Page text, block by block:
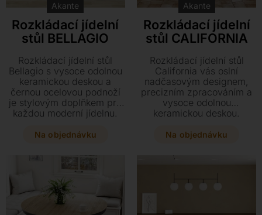
Akante
Rozkládací jídelní
stůl BELLAGIO
Rozkládací jídelní stůl
Bellagio s vysoce odolnou
keramickou deskou a
černou ocelovou podnoží
je stylovým doplňkem pro
každou moderní jídelnu.
nabízí maximální komfort
stolování, tak pro velká
rodinná setkání. Vyberte si
rozměrů a mnoha odstínů
keramiky přesně podle
vašich potřeb.
Na objednávku
Akante
Rozkládací jídelní
stůl CALIFORNIA
Rozkládací jídelní stůl
California vás oslní
nadčasovým designem,
precizním zpracováním a
vysoce odolnou
keramickou deskou.
podnož zajišťuje dokonalou
rozkládací mechanismus
Na objednávku